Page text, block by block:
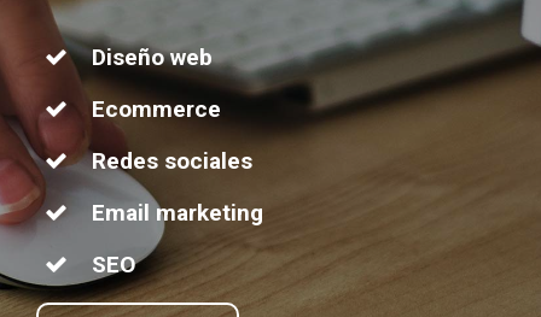
Diseño web
Ecommerce
Redes sociales
Email marketing
SEO